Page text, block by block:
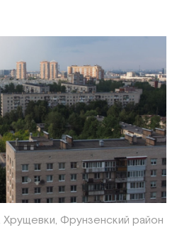
Фрунзенский район